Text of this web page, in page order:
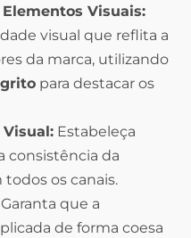
Visuais:
visual que reflita a
da marca, utilizando
para destacar os
Estabeleça
consistência da
os canais.
Garanta que a
de forma coesa